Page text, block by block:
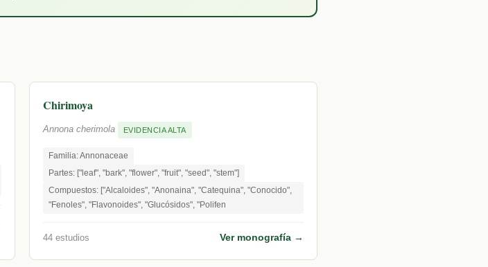
Chirimoya
Annona cherimola EVIDENCIA ALTA
Familia: Annonaceae
Partes: ["leaf", "bark", "flower", "fruit", "seed", "stem"]
Compuestos: ["Alcaloides", "Anonaina", "Catequina", "Conocido",
"Fenoles", "Flavonoides", "Glucósidos", "Polifen
44 estudios Ver monografía →